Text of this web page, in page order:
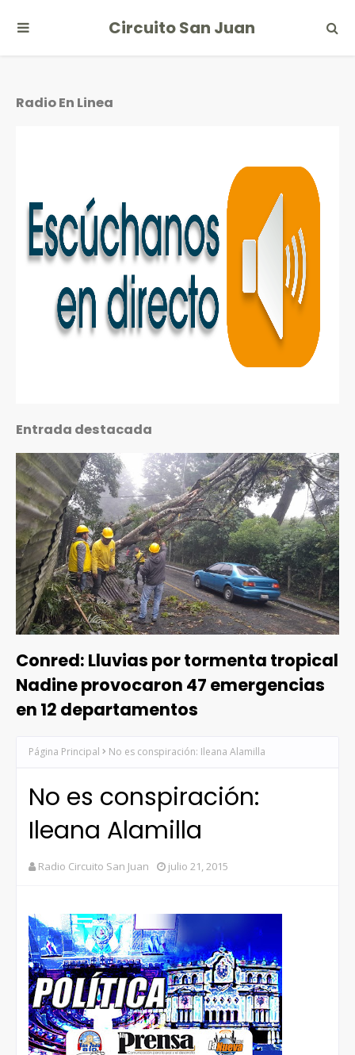
Circuito San Juan
Radio En Linea
Entrada destacada
Conred: Lluvias por tormenta tropical
Nadine provocaron 47 emergencias
en 12 departamentos
Página Principal No es conspiración: Ileana Alamilla
No es conspiración:
Ileana Alamilla
Radio Circuito San Juan julio 21, 2015